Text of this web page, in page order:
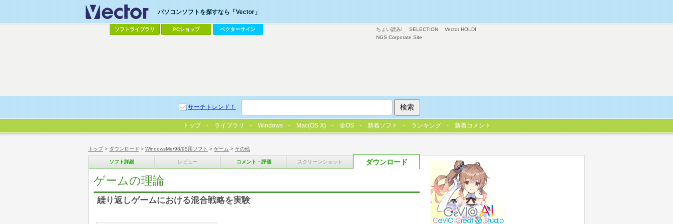
トップ> ダウンロード > WindowsMe/98/95用ソフト > ゲーム > その他
ソフト詳細 レビュー コメント・評価 スクリーンショット ダウンロード
ゲームの理論
繰り返しゲームにおける混合戦略を実験
ちょい読み! SELECTION
Vector HOLDI
NGS Corporate Site
パソコンソフトを探すなら「Vector」
ソフトライブラリ PCショップ ベクターサイン
サーチトレンド！
トップ ライブラリ Windows Mac(OS X) 全OS 新着ソフト ランキング 新着コメント